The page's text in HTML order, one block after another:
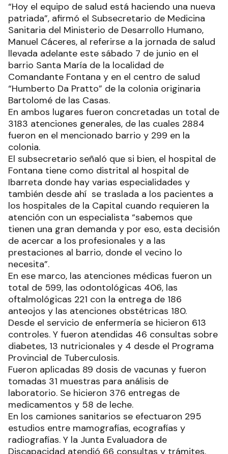
“Hoy el equipo de salud está haciendo una nueva
patriada”, afirmó el Subsecretario de Medicina
Sanitaria del Ministerio de Desarrollo Humano,
Manuel Cáceres, al referirse a la jornada de salud
llevada adelante este sábado 7 de junio en el
barrio Santa María de la localidad de
Comandante Fontana y en el centro de salud
“Humberto Da Pratto” de la colonia originaria
Bartolomé de las Casas.
En ambos lugares fueron concretadas un total de
3183 atenciones generales, de las cuales 2884
fueron en el mencionado barrio y 299 en la
colonia.
El subsecretario señaló que si bien, el hospital de
Fontana tiene como distrital al hospital de
Ibarreta donde hay varias especialidades y
también desde ahí se traslada a los pacientes a
los hospitales de la Capital cuando requieren la
atención con un especialista “sabemos que
tienen una gran demanda y por eso, esta decisión
de acercar a los profesionales y a las
prestaciones al barrio, donde el vecino lo
necesita”.
En ese marco, las atenciones médicas fueron un
total de 599, las odontológicas 406, las
oftalmológicas 221 con la entrega de 186
anteojos y las atenciones obstétricas 180.
Desde el servicio de enfermería se hicieron 613
controles. Y fueron atendidas 46 consultas sobre
diabetes, 13 nutricionales y 4 desde el Programa
Provincial de Tuberculosis.
Fueron aplicadas 89 dosis de vacunas y fueron
tomadas 31 muestras para análisis de
laboratorio. Se hicieron 376 entregas de
medicamentos y 58 de leche.
En los camiones sanitarios se efectuaron 295
estudios entre mamografías, ecografías y
radiografías. Y la Junta Evaluadora de
Discapacidad atendió 66 consultas y trámites.